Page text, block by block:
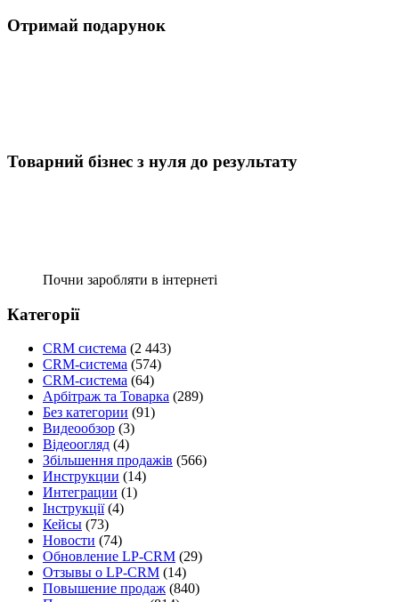
Отримай подарунок
Товарний бізнес з нуля до результату
Почни заробляти в інтернеті
Категорії
CRM система (2 443)
CRM-система (574)
CRM-система (64)
Арбітраж та Товарка (289)
Без категории (91)
Видеообзор (3)
Відеоогляд (4)
Збільшення продажів (566)
Инструкции (14)
Интеграции (1)
Інструкції(4)
Кейсы (73)
Новости (74)
Обновление LP-CRM (29)
Отзывы о LP-CRM (14)
Повышение продаж (840)